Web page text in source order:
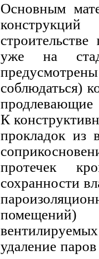
Основным
уже на
соблюдаться)
К
прокладок из
протечек
сохранности
удаление